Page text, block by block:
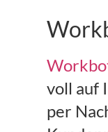
voll auf
per